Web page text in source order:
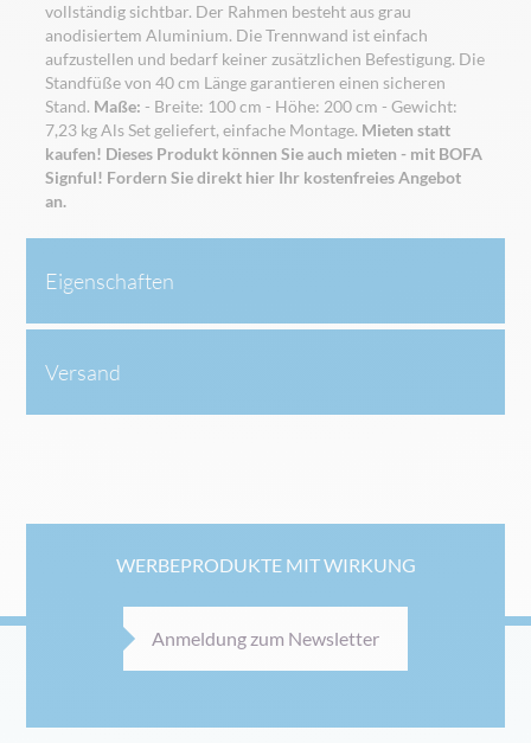
vollständig sichtbar. Der Rahmen besteht aus grau
anodisiertem Aluminium. Die Trennwand ist einfach
aufzustellen und bedarf keiner zusätzlichen Befestigung. Die
Standfüße von 40 cm Länge garantieren einen sicheren
Stand. Maße: - Breite: 100 cm - Höhe: 200 cm - Gewicht:
7,23 kg Als Set geliefert, einfache Montage. Mieten statt
kaufen! Dieses Produkt können Sie auch mieten - mit BOFA
Signful! Fordern Sie direkt hier Ihr kostenfreies Angebot
an.
Eigenschaften
Versand
WERBEPRODUKTE MIT WIRKUNG
Anmeldung zum Newsletter